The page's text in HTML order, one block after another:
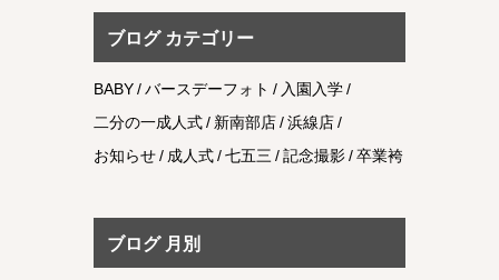
ブログ カテゴリー
BABY バースデーフォト
入園入学
二分の一成人式
新南部店
浜線店
お知らせ
成人式 七五三 記念撮影 卒業袴
ブログ 月別